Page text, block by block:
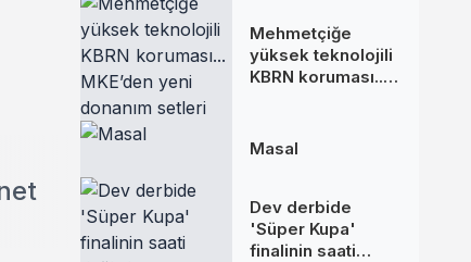
Mehmetçiğe
yüksek teknolojili
KBRN koruması...
Masal
Dev derbide
'Süper Kupa'
finalinin saati